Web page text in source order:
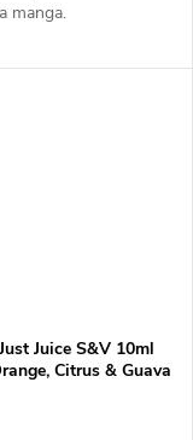
manga.
Juice S&V 10ml
Citrus & Guava